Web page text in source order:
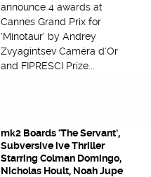
announce 4 awards at
Cannes Grand Prix for
‘Minotaur’ by Andrey
Zvyagintsev Caméra d’Or
and FIPRESCI Prize...
mk2 Boards ‘The Servant’,
Subversive ive Thriller
Starring Colman Domingo,
Nicholas Hoult, Noah Jupe